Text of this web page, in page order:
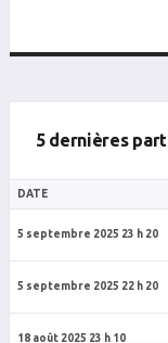
5 dernières
DATE
5 septembre 2025 23 h 20
5 septembre 2025 22 h 20
18 août 2025 23 h 10